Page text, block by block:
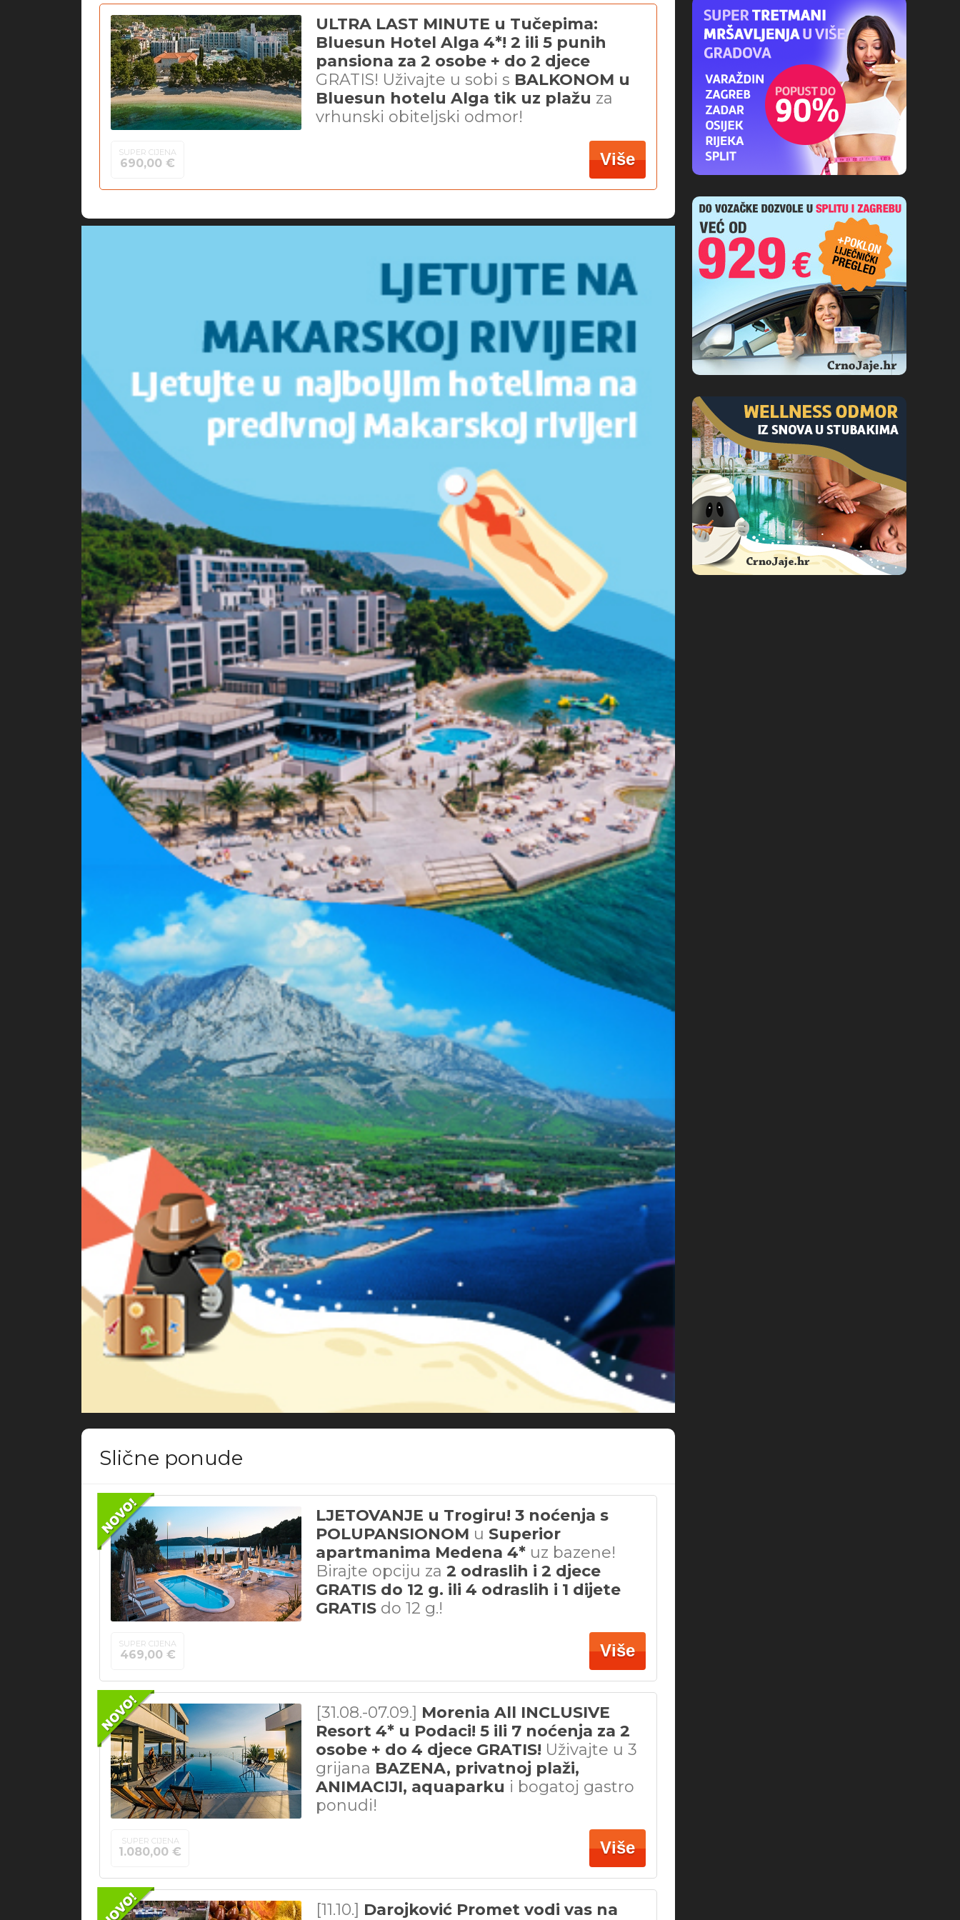
ULTRA LAST MINUTE u Tučepima:
Bluesun Hotel Alga 4*! 2 ili 5 punih
pansiona za 2 osobe + do 2 djece
GRATIS! Uživajte u sobi s BALKONOM u
Bluesun hotelu Alga tik uz plažu za
vrhunski obiteljski odmor!
SUPER CIJENA
690,00 € Više
Slične ponude
LJETOVANJE u Trogiru! 3 noćenja s
POLUPANSIONOM u Superior
apartmanima Medena 4* uz bazene!
Birajte opciju za 2 odraslih i 2 djece
GRATIS do 12 g. ili 4 odraslih i 1 dijete
GRATIS do 12 g.!
SUPER CIJENA
469,00 € Više
[31.08.-07.09.] Morenia All INCLUSIVE
Resort 4* u Podaci! 5 ili 7 noćenja za 2
osobe + do 4 djece GRATIS! Uživajte u 3
grijana BAZENA, privatnoj plaži,
ANIMACIJI, aquaparku i bogatoj gastro
ponudi!
SUPER CIJENA
1.080,00 € Više
[11.10.] Darojković Promet vodi vas na